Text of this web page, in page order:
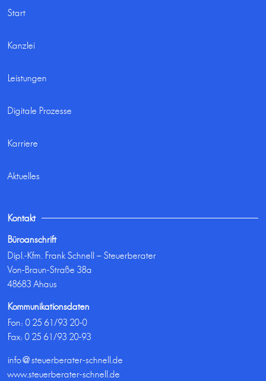
Start
Kanzlei
Leistungen
Digitale Prozesse
Karriere
Aktuelles
Kontakt
Büroanschrift
Dipl.-Kfm. Frank Schnell – Steuerberater
Von-Braun-Straße 38a
48683 Ahaus
Kommunikationsdaten
Fon:0 25 61/93 20-0
Fax: 0 25 61/93 20-93
info@steuerberater-schnell.de
www.steuerberater-schnell.de